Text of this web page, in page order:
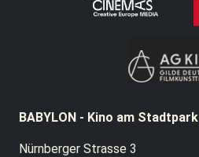
BABYLON - Kino am Stadtpark
Nürnberger Strasse 3